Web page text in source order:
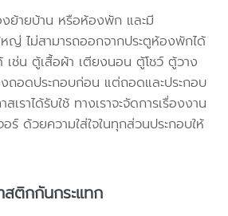
ย้ายบ้าน หรือห้องพัก และมี
หญ่ ไม่สามารถออกจากประตูห้องพักได้
เช่น ตู้เสื้อผ้า เตียงนอน ตู้โชว์ ตู้วาง
ถอดประกอบก่อน แต่ถอดและประกอบ
เราได้รับใช้ ทางเราจะจัดการเรื่องงาน
ร์ ด้วยความใส่ใจในทุกส่วนประกอบให้
ติกกันกระแทก